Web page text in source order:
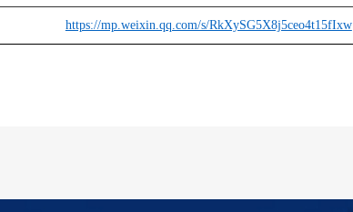
https://mp.weixin.qq.com/s/RkXySG5X8j5ceo4t15fIxw